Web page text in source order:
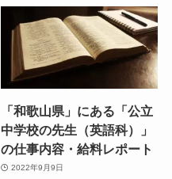
「和歌山県」にある「公立
中学校の先生（英語科）」
の仕事内容・給料レポート
2022年9月9日